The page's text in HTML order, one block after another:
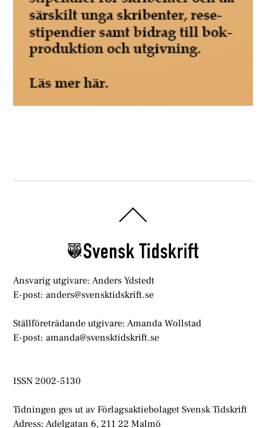
To
Ansvarig utgivare: Anders Ydstedt
E-post: anders@svensktidskrift.se
Ställföreträdande utgivare: Amanda Wollstad
E-post: amanda@svensktidskrift.se
ISSN 2002-5130
Tidningen ges ut av Förlagsaktiebolaget Svensk Tidskrift
Adress: Adelgatan 6, 211 22 Malmö